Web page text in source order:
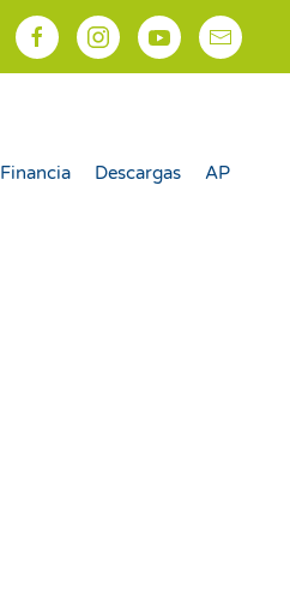
Financia Descargas AP